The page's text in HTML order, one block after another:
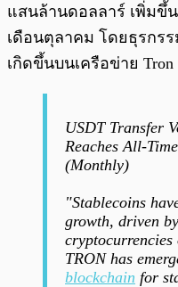
แสนล้านดอลลาร์ เพิ่มขึ้
เดือนตุลาคม โดยธุรกรร
เกิดขึ้นบนเครือข่าย Tron
USDT Transfer
Reaches All-
(Monthly)
"Stablecoins
growth, driven
cryptocurrencies
TRON has
blockchain for